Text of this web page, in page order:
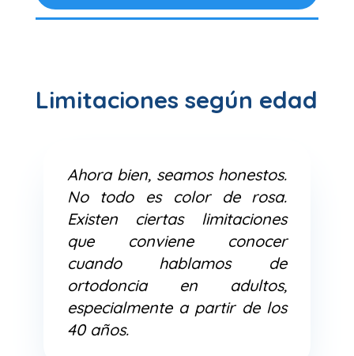
Limitaciones según edad
Ahora bien, seamos honestos.
No todo es color de rosa.
Existen ciertas limitaciones
que conviene conocer
cuando hablamos de
ortodoncia en adultos,
especialmente a partir de los
40 años.